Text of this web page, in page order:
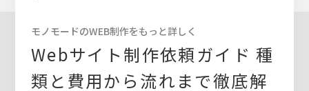
モノモードのWEB制作をもっと詳しく
Webサイト制作依頼ガイド 種
類と費用から流れまで徹底解